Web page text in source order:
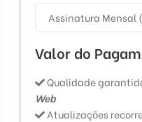
Assinatura Mensal
Valor do
Qualidade
Web
Atualizações